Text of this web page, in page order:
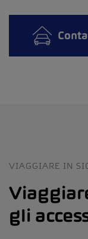
VIAGGIARE IN
gli